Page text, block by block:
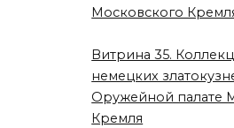
Московского
Витрина 35.
немецких
Оружейной палате
Кремля